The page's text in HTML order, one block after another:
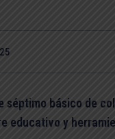
séptimo básico de
educativo y